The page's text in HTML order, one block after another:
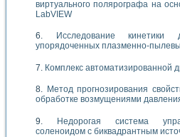
виртуального полярографа на
LabVIEW
Исследование
упорядоченных плазменно-
Комплекс автоматизированной
Метод прогнозирования
обработке возмущениями
Недорогая система
соленоидом с биквадрантным